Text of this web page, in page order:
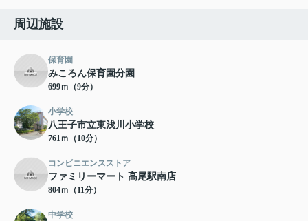
周辺施設
保育園
みころん保育園分園
699ｍ（9分）
小学校
八王子市立東浅川小学校
761ｍ（10分）
コンビニエンスストア
ファミリーマート 高尾駅南店
804ｍ（11分）
中学校